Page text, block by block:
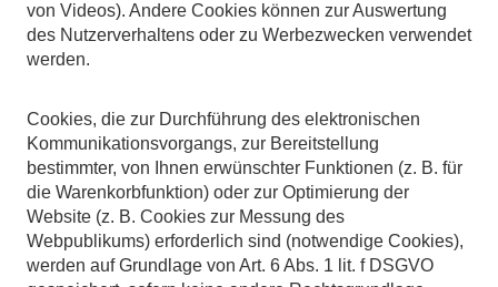
von Videos). Andere Cookies können zur Auswertung
des Nutzerverhaltens oder zu Werbezwecken verwendet
werden.
Cookies, die zur Durchführung des elektronischen
Kommunikationsvorgangs, zur Bereitstellung
bestimmter, von Ihnen erwünschter Funktionen (z. B. für
die Warenkorbfunktion) oder zur Optimierung der
Website (z. B. Cookies zur Messung des
Webpublikums) erforderlich sind (notwendige Cookies),
werden auf Grundlage von Art. 6 Abs. 1 lit. f DSGVO